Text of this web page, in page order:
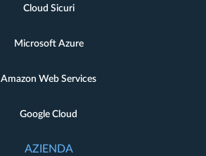
Cloud Sicuri
Microsoft Azure
Amazon Web Services
Google Cloud
AZIENDA